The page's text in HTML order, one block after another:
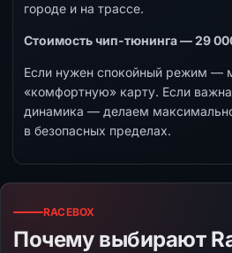
городе и на трассе.
Стоимость чип-тюнинга — 29
Если нужен спокойный режим —
«комфортную» карту. Если
динамика — делаем
в безопасных пределах.
RACEBOX
Почему выбирают